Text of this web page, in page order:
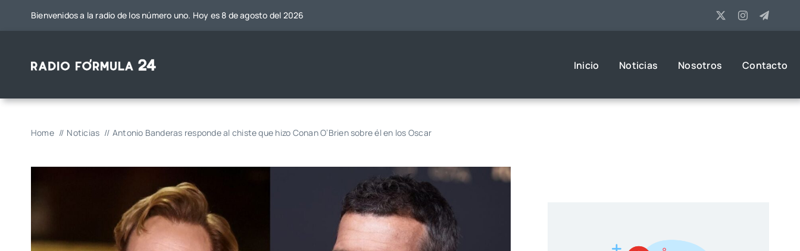
Bienvenidos a la radio de los número uno. Hoy es 8 de agosto del 2026
Inicio Noticias Nosotros Contacto
Home Noticias Antonio Banderas responde al chiste que hizo Conan O’Brien sobre él en los Oscar